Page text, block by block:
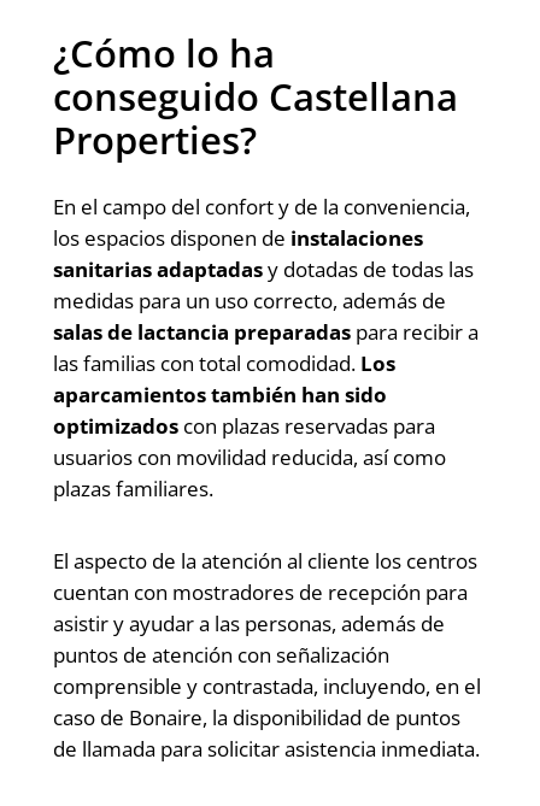
¿Cómo lo ha
conseguido Castellana
Properties?
En el campo del confort y de la conveniencia,
los espacios disponen de instalaciones
sanitarias adaptadasy dotadas de todas las
medidas para un uso correcto, además de
salas de lactancia preparadaspara recibir a
las familias con total comodidad. Los
aparcamientos también han sido
optimizadoscon plazas reservadas para
usuarios con movilidad reducida, así como
plazas familiares.
El aspecto de la atención al cliente los centros
cuentan con mostradores de recepción para
asistir y ayudar a las personas, además de
puntos de atención con señalización
comprensible y contrastada, incluyendo, en el
caso de Bonaire, la disponibilidad de puntos
de llamada para solicitar asistencia inmediata.